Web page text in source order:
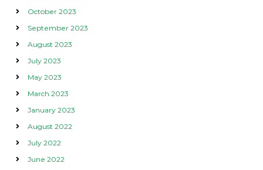
October 2023
September 2023
August 2023
July 2023
May 2023
March 2023
January 2023
August 2022
July 2022
June 2022